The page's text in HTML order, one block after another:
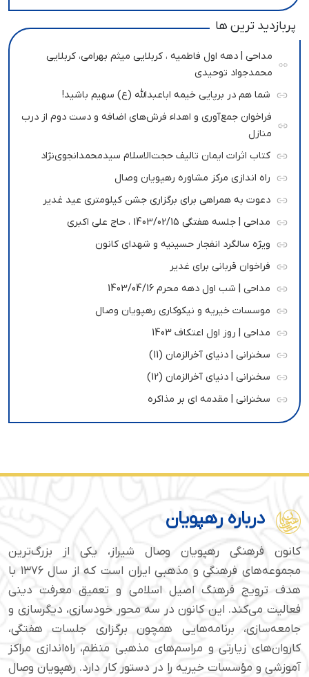
پربازدید ترین ها
مداحی | دهه اول فاطمیه ، کربلایی میثم بهرامی، کربلایی
محمدجواد توحیدی
شما هم در برپایی خیمه اباعبدالله (ع) سهیم باشید!
فراخوان جمع‌آوری و اهداء فرش‌های اضافه و دست دوم از درب
منازل
کتاب اثرات ایمان تالیف حجت‌الاسلام سیدمحمدانجوی‌نژاد
راه اندازی مرکز مشاوره رهپویان وصال
دعوت به همراهی برای برگزاری جشن کیلومتری عید غدیر
مداحی | جلسه هفتگی 1403/02/15 ، حاج علی اکبری
ویژه سالگرد انفجار حسینیه و شهدای کانون
فراخوان قربانی برای غدیر
مداحی | شب اول دهه محرم 1403/04/16
موسسات خیریه و نیکوکاری رهپویان وصال
مداحی | روز اول اعتکاف 1403
سخنرانی | دنیای آخرالزمان (11)
سخنرانی | دنیای آخرالزمان (12)
سخنرانی | مقدمه ای بر مذاکره
درباره رهپویان
کانون فرهنگی رهپویان وصال شیراز، یکی از بزرگ‌ترین
مجموعه‌های فرهنگی و مذهبی ایران است که از سال ۱۳۷۶ با
هدف ترویج فرهنگ اصیل اسلامی و تعمیق معرفت دینی
فعالیت می‌کند. این کانون در سه محور خودسازی، دیگرسازی و
جامعه‌سازی، برنامه‌هایی همچون برگزاری جلسات هفتگی،
کاروان‌های زیارتی و مراسم‌های مذهبی منظم، راه‌اندازی مراکز
آموزشی و مؤسسات خیریه را در دستور کار دارد. رهپویان وصال